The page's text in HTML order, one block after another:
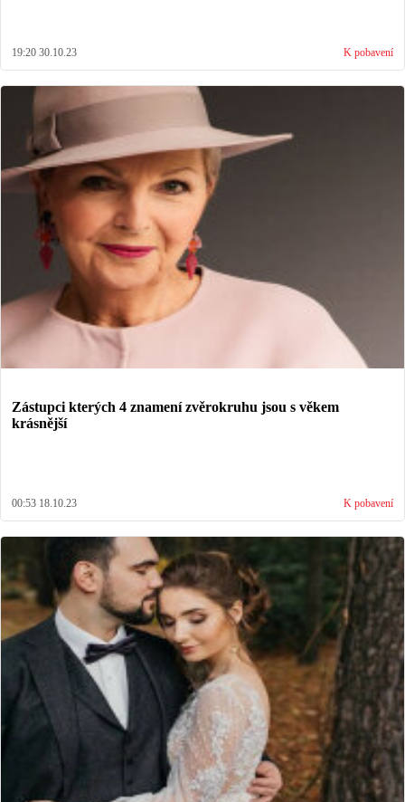
19:20 30.10.23 K pobavení
Zástupci kterých 4 znamení zvěrokruhu jsou s věkem
krásnější
00:53 18.10.23 K pobavení